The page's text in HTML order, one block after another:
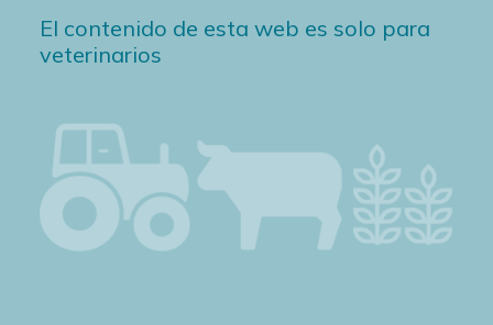
El contenido de esta web es solo para
veterinarios